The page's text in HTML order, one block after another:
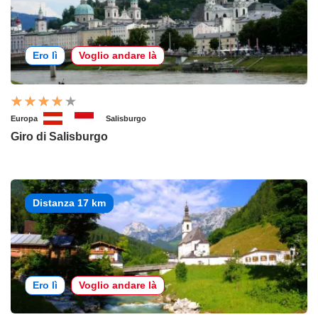
Ero lì Voglio andare là
Europa Salisburgo
Giro di Salisburgo
Distanza 17 km
Ero lì Voglio andare là